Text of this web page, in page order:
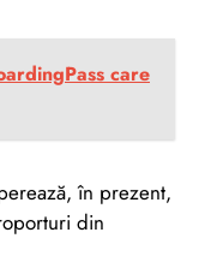
care
în prezent,
din